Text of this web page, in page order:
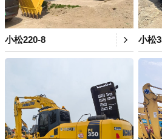
小松220-8 小松